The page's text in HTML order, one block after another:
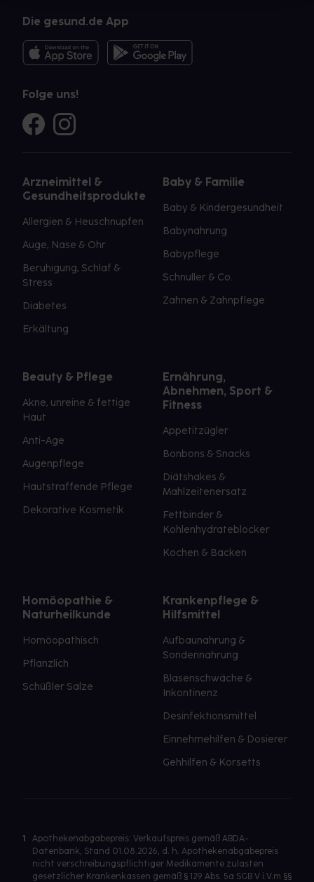
Die gesund.de App
Folge uns!
Arzneimittel &
Gesundheitsprodukte
Allergien & Heuschnupfen
Auge, Nase & Ohr
Beruhigung, Schlaf &
Stress
Diabetes
Erkältung
Baby & Familie
Baby & Kindergesundheit
Babynahrung
Babypflege
Schnuller & Co.
Zahnen & Zahnpflege
Beauty & Pflege
Akne, unreine & fettige
Haut
Anti-Age
Augenpflege
Hautstraffende Pflege
Dekorative Kosmetik
Ernährung,
Abnehmen, Sport &
Fitness
Appetitzügler
Bonbons & Snacks
Diätshakes &
Mahlzeitenersatz
Fettbinder &
Kohlenhydrateblocker
Kochen & Backen
Homöopathie &
Naturheilkunde
Homöopathisch
Pflanzlich
Schüßler Salze
Krankenpflege &
Hilfsmittel
Aufbaunahrung &
Sondennahrung
Blasenschwäche &
Inkontinenz
Desinfektionsmittel
Einnehmehilfen & Dosierer
Gehhilfen & Korsetts
1
Apothekenabgabepreis: Verkaufspreis gemäß ABDA-
Datenbank, Stand 01.08.2026, d. h. Apothekenabgabepreis
nicht verschreibungspflichtiger Medikamente zulasten
gesetzlicher Krankenkassen gemäß § 129 Abs. 5a SGB V i.V.m §§